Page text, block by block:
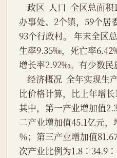
办事处、2个镇，59个居
93个行政村。 年末全区
生率9.35‰，死亡率
增长率2.92‰。有少数民
比价格计算，比上年增长
其中，第一产业增加值
二产业增加值45.1亿元，
％；第三产业增加值
次产业比例为